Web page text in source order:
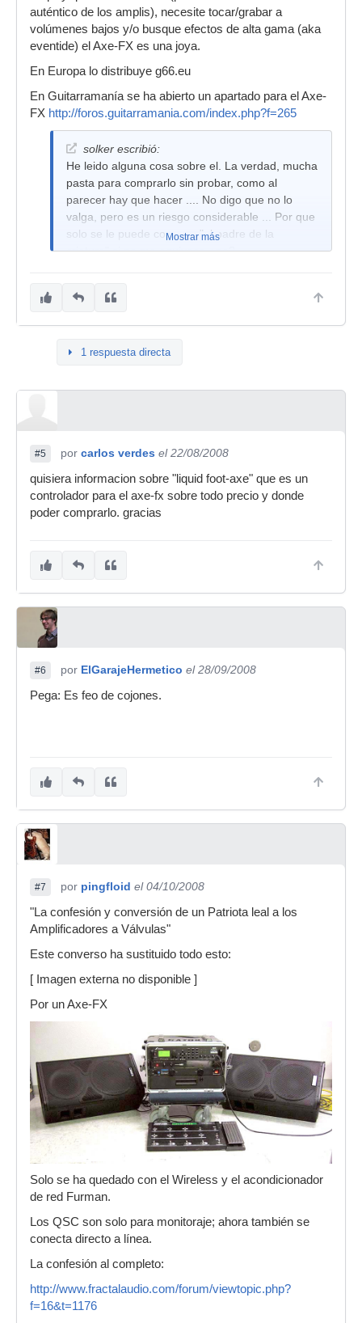
auténtico de los amplis), necesite tocar/grabar a
volúmenes bajos y/o busque efectos de alta gama (aka
eventide) el Axe-FX es una joya.
En Europa lo distribuye g66.eu
En Guitarramanía se ha abierto un apartado para el Axe-
FX http://foros.guitarramania.com/index.php?f=265
solker escribió:
He leido alguna cosa sobre el. La verdad, mucha
pasta para comprarlo sin probar, como al
parecer hay que hacer .... No digo que no lo
valga, pero es un riesgo considerable ... Por que
solo se le puede comprar "al padre de la
criatura" si no me equivoco ¿no?
Mostrar más
1 respuesta directa
#5 por carlos verdes el 22/08/2008
quisiera informacion sobre "liquid foot-axe" que es un
controlador para el axe-fx sobre todo precio y donde
poder comprarlo. gracias
#6 por ElGarajeHermetico el 28/09/2008
Pega: Es feo de cojones.
#7 por pingfloid el 04/10/2008
"La confesión y conversión de un Patriota leal a los
Amplificadores a Válvulas"
Este converso ha sustituido todo esto:
[ Imagen externa no disponible ]
Por un Axe-FX
Solo se ha quedado con el Wireless y el acondicionador
de red Furman.
Los QSC son solo para monitoraje; ahora también se
conecta directo a línea.
La confesión al completo:
http://www.fractalaudio.com/forum/viewtopic.php?
f=16&t=1176